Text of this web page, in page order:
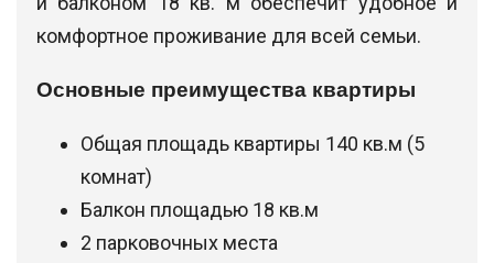
комфортное проживание для всей семьи.
Основные преимущества квартиры
Общая площадь квартиры 140 кв.м (5
комнат)
Балкон площадью 18 кв.м
2 парковочных места